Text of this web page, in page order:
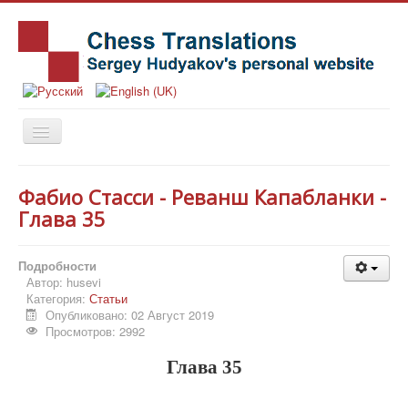
Книги
Статьи
История
Заметки
Фабио Стасси - Реванш Капабланки -
Глава 35
Подробности
Автор: husevi
Категория: Статьи
Опубликовано: 02 Август 2019
Просмотров: 2992
Глава 35